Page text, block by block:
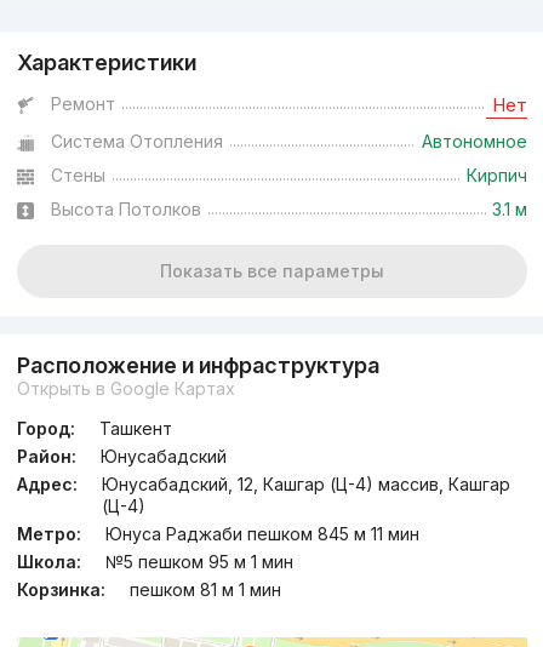
Характеристики
Ремонт Нет
Система Отопления
Автономное
Стены
Кирпич
Высота Потолков
3.1 м
Показать все параметры
Расположение и инфраструктура
Открыть в Google Картах
Город:
Ташкент
Район:
Юнусабадский
Адрес:
Юнусабадский, 12, Кашгар (Ц-4) массив, Кашгар
(Ц-4)
Метро:
Юнуса Раджаби пешком 845 м 11 мин
Школа:
№5 пешком 95 м 1 мин
Корзинка:
пешком 81 м 1 мин